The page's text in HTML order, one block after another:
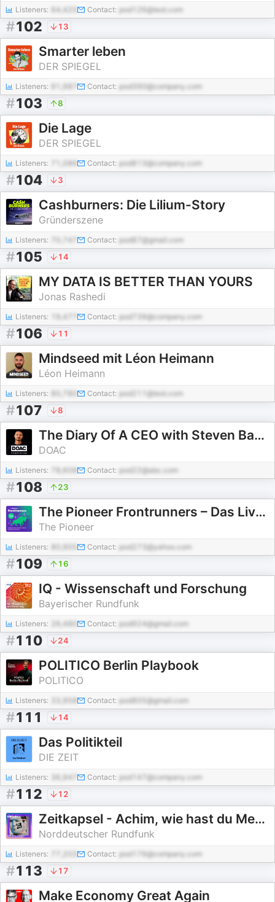
Listeners: 64,425 Contact: pod126@test.com
#102 13
Smarter leben
DER SPIEGEL
Listeners: Contact: pod390@company.com
#103 8
Die Lage
DER SPIEGEL
Listeners: Contact: pod813@company.com
#104 3
Cashburners: Die Lilium-Story
Gründerszene
Listeners: Contact: pod87@gmail.com
#105 14
MY DATA IS BETTER THAN YOURS
Jonas Rashedi
Listeners: 19,477 Contact: pod739@company.com
#106 11
Mindseed mit Léon Heimann
Léon Heimann
Listeners: Contact: pod211@test.com
#107 8
The Diary Of A CEO with Steven Bartlett
DOAC
Listeners: Contact: pod22@abc.com
#108 23
The Pioneer Frontrunners – Das Live-Finanzmarkt-Update von Gabor Steingart
The Pioneer
Listeners: Contact: pod273@yahoo.com
#109 16
IQ - Wissenschaft und Forschung
Bayerischer Rundfunk
Listeners: 26,480 Contact: pod924@gmail.com
#110 24
POLITICO Berlin Playbook
POLITICO
Listeners: Contact: pod805@gmail.com
#111 14
Das Politikteil
DIE ZEIT
Listeners: 36,947 Contact: pod147@company.com
#112 12
Zeitkapsel - Achim, wie hast du Menschen aus der DDR geschmuggelt?
Norddeutscher Rundfunk
Listeners: Contact: pod176@company.com
#113 17
Make Economy Great Again